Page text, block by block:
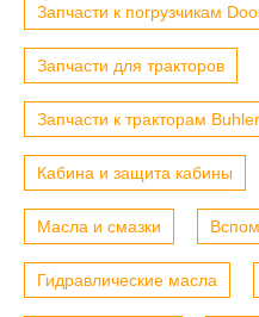
Запчасти к погрузчикам
Запчасти для тракторов
Запчасти к тракторам
Кабина и защита кабины
Масла и смазки
Гидравлические масла